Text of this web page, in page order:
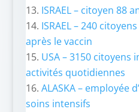
ISRAEL – citoyen 88
ISRAEL – 240
après le vaccin
USA – 3150 citoyens
activités quotidiennes
ALASKA – employée
soins intensifs